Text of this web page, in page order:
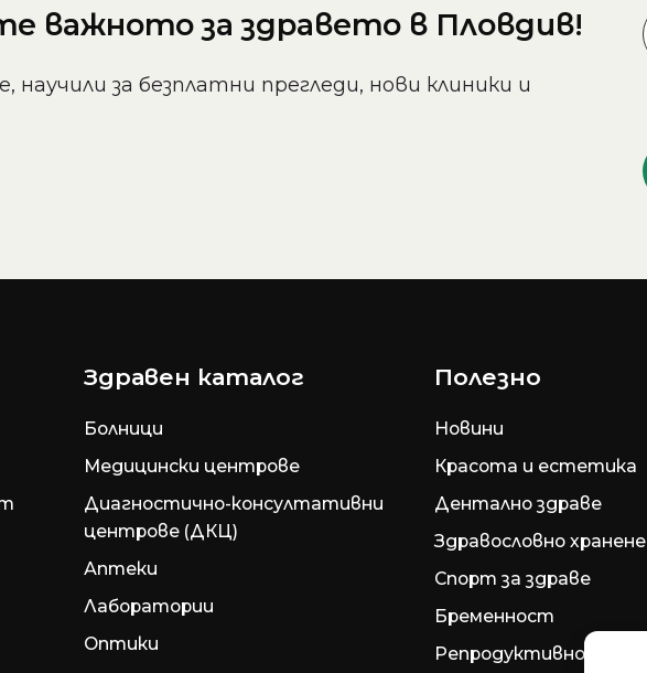
важното за здравето в Пловдив!
за безплатни прегледи, нови клиники и
Здравен каталог
Болници
Медицински центрове
Диагностично-консултативни
центрове (ДКЦ)
Аптеки
Лаборатории
Оптики
Полезно
Новини
Красота и естетика
Дентално здраве
Здравословно хранене
Спорт за здраве
Бременност
Репродуктивно здраве